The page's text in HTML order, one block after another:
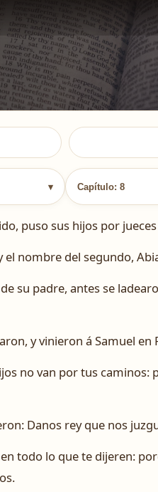
▾ Capítulo: 8
puso sus hijos por
nombre del segundo,
su padre, antes se
y vinieron á Samuel en
no van por tus
Danos rey que nos
todo lo que te dijeren: